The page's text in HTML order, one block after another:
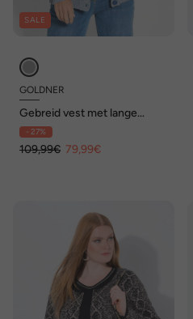
SALE
GOLDNER
Gebreid vest met lange
mouwen en V-hals
- 27%
109,99€ 79,99€